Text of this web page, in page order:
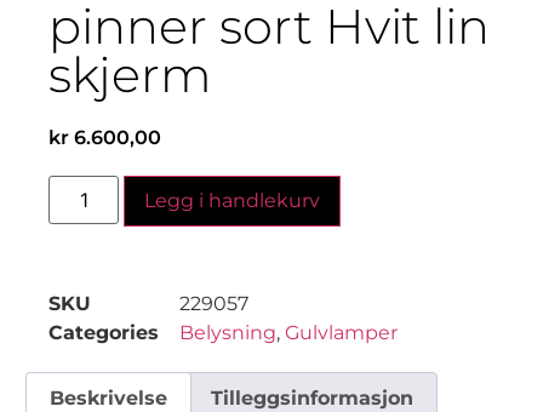
pinner sort Hvit lin
skjerm
kr 6.600,00
Legg i handlekurv
SKU
229057
Categories
Belysning, Gulvlamper
Beskrivelse Tilleggsinformasjon